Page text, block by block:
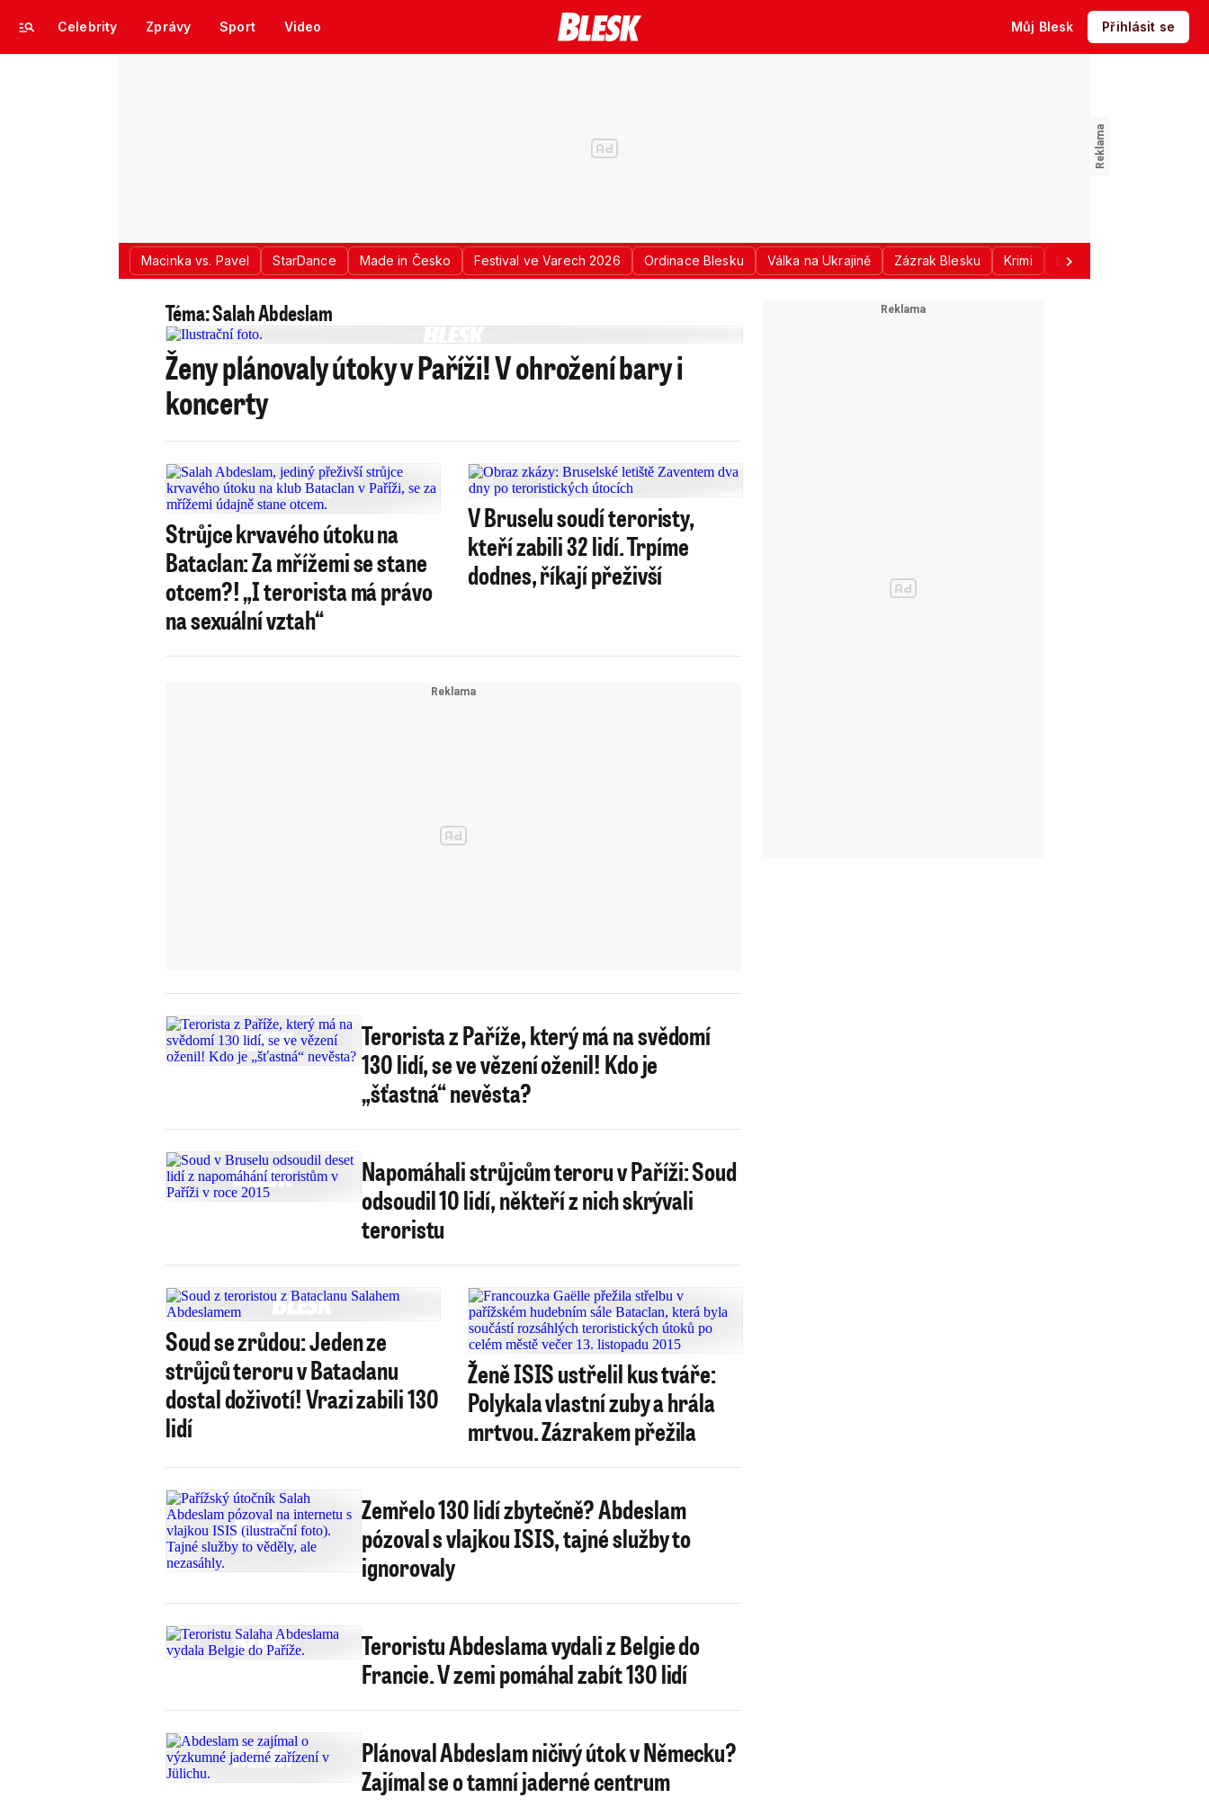
Celebrity Zprávy Sport Video Můj Blesk Přihlásit se
Macinka vs. Pavel StarDance Made in Česko Festival ve Varech 2026 Ordinace Blesku Válka na Ukrajině Zázrak Blesku Krimi Donald Trump
Téma: Salah Abdeslam
Ženy plánovaly útoky v Paříži! V ohrožení bary i
koncerty
Strůjce krvavého útoku na
Bataclan: Za mřížemi se stane
otcem?! „I terorista má právo
na sexuální vztah“
V Bruselu soudí teroristy,
kteří zabili 32 lidí. Trpíme
dodnes, říkají přeživší
Terorista z Paříže, který má na svědomí
130 lidí, se ve vězení oženil! Kdo je
„šťastná“ nevěsta?
Napomáhali strůjcům teroru v Paříži: Soud
odsoudil 10 lidí, někteří z nich skrývali
teroristu
Soud se zrůdou: Jeden ze
strůjců teroru v Bataclanu
dostal doživotí! Vrazi zabili 130
lidí
Ženě ISIS ustřelil kus tváře:
Polykala vlastní zuby a hrála
mrtvou. Zázrakem přežila
Zemřelo 130 lidí zbytečně? Abdeslam
pózoval s vlajkou ISIS, tajné služby to
ignorovaly
Teroristu Abdeslama vydali z Belgie do
Francie. V zemi pomáhal zabít 130 lidí
Plánoval Abdeslam ničivý útok v Německu?
Zajímal se o tamní jaderné centrum